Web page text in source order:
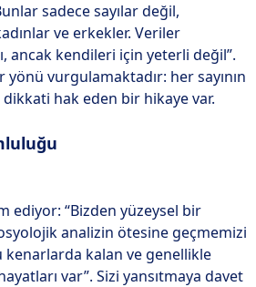
sadece sayılar değil,
ve erkekler. Veriler
ancak kendileri için yeterli değil”.
vurgulamaktadır: her sayının
hak eden bir hikaye var.
ediyor: “Bizden yüzeysel bir
analizin ötesine geçmemizi
kenarlarda kalan ve genellikle
var”. Sizi yansıtmaya davet